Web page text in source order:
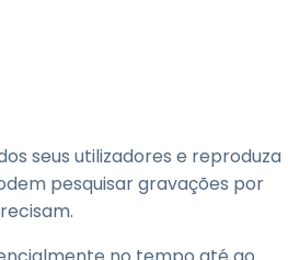
seus utilizadores e reproduza
pesquisar gravações por